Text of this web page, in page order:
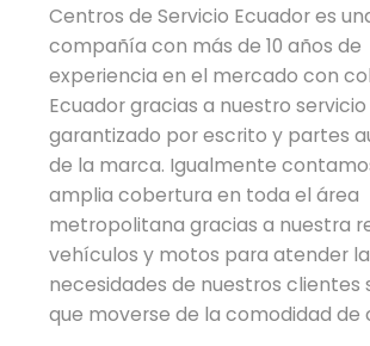
Centros de Servicio Ecuador es
compañía con más de 10 años de
experiencia en el mercado con
Ecuador gracias a nuestro
garantizado por escrito y partes
de la marca. Igualmente
amplia cobertura en toda el área
metropolitana gracias a nuestra
vehículos y motos para atender
necesidades de nuestros clientes
que moverse de la comodidad de